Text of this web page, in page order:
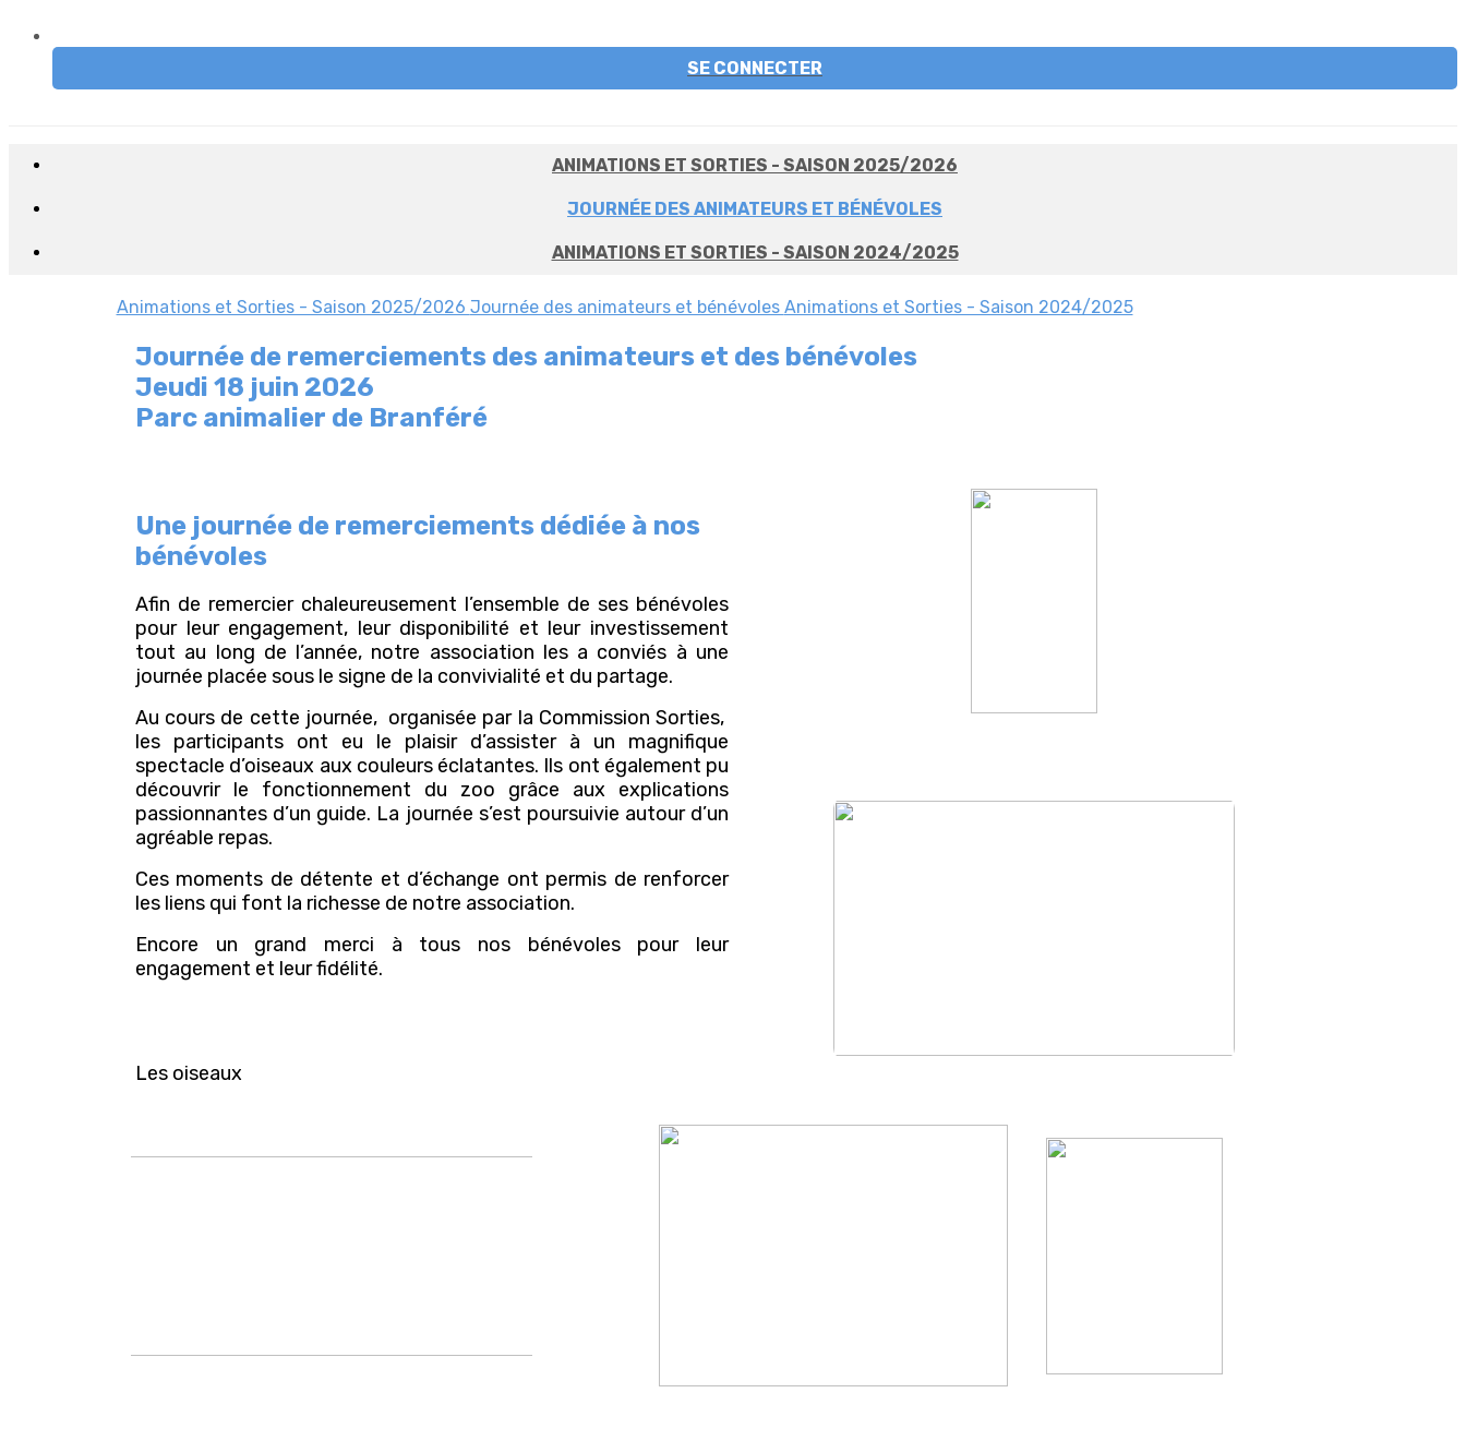
SE CONNECTER
ANIMATIONS ET SORTIES - SAISON 2025/2026
JOURNÉE DES ANIMATEURS ET BÉNÉVOLES
ANIMATIONS ET SORTIES - SAISON 2024/2025
Animations et Sorties - Saison 2025/2026 Journée des animateurs et bénévoles Animations et Sorties - Saison 2024/2025
Journée de remerciements des animateurs et des bénévoles
Jeudi 18 juin 2026
Parc animalier de Branféré
Une journée de remerciements dédiée à nos
bénévoles
Afin de remercier chaleureusement l’ensemble de ses bénévoles
pour leur engagement, leur disponibilité et leur investissement
tout au long de l’année, notre association les a conviés à une
journée placée sous le signe de la convivialité et du partage.
Au cours de cette journée, organisée par la Commission Sorties,
les participants ont eu le plaisir d’assister à un magnifique
spectacle d’oiseaux aux couleurs éclatantes. Ils ont également pu
découvrir le fonctionnement du zoo grâce aux explications
passionnantes d’un guide. La journée s’est poursuivie autour d’un
agréable repas.
Ces moments de détente et d’échange ont permis de renforcer
les liens qui font la richesse de notre association.
Encore un grand merci à tous nos bénévoles pour leur
engagement et leur fidélité.
Les oiseaux